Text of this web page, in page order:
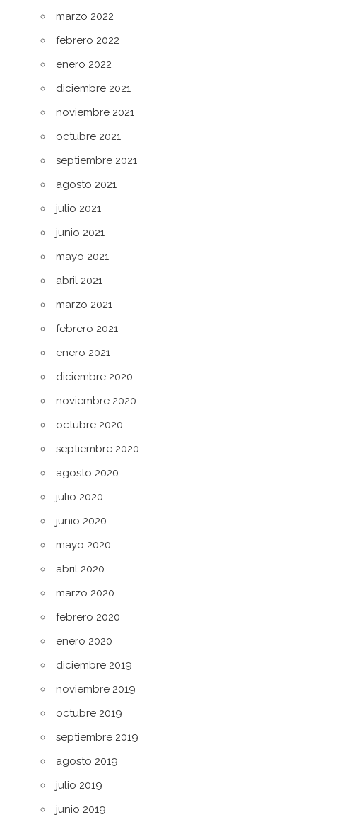
marzo 2022
febrero 2022
enero 2022
diciembre 2021
noviembre 2021
octubre 2021
septiembre 2021
agosto 2021
julio 2021
junio 2021
mayo 2021
abril 2021
marzo 2021
febrero 2021
enero 2021
diciembre 2020
noviembre 2020
octubre 2020
septiembre 2020
agosto 2020
julio 2020
junio 2020
mayo 2020
abril 2020
marzo 2020
febrero 2020
enero 2020
diciembre 2019
noviembre 2019
octubre 2019
septiembre 2019
agosto 2019
julio 2019
junio 2019